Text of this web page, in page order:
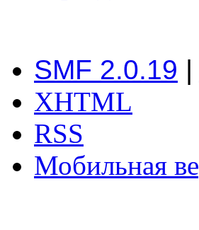
SMF 2.0.19 |
XHTML
RSS
Мобильная